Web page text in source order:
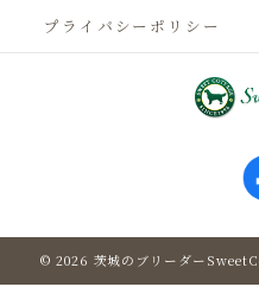
プライバシーポリシー
© 2026 茨城のブリーダー